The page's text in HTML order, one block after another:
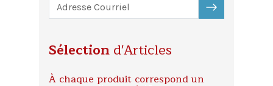
S'ABONNER
Sélection d'Articles
À chaque produit correspond un